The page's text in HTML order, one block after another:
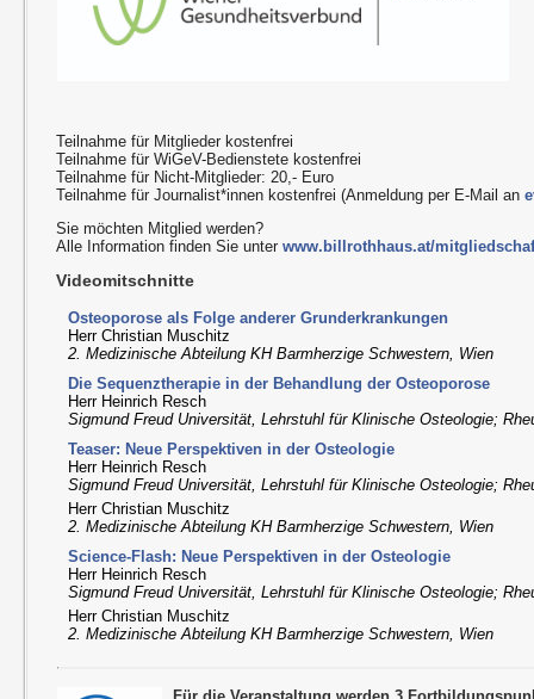
Teilnahme für Mitglieder kostenfrei
Teilnahme für WiGeV-Bedienstete kostenfrei
Teilnahme für Nicht-Mitglieder: 20,- Euro
Teilnahme für Journalist*innen kostenfrei (Anmeldung per E-Mail an
Sie möchten Mitglied werden?
Alle Information finden Sie unterwww.billrothhaus.at/
Videomitschnitte
Osteoporose als Folge anderer Grunderkrankungen
Herr Christian Muschitz
2. Medizinische Abteilung KH Barmherzige Schwestern, Wien
Die Sequenztherapie in der Behandlung der Osteoporose
Herr Heinrich Resch
Sigmund Freud Universität, Lehrstuhl für Klinische Osteologie;
Teaser: Neue Perspektiven in der Osteologie
Herr Heinrich Resch
Sigmund Freud Universität, Lehrstuhl für Klinische Osteologie;
Herr Christian Muschitz
2. Medizinische Abteilung KH Barmherzige Schwestern, Wien
Science-Flash: Neue Perspektiven in der Osteologie
Herr Heinrich Resch
Sigmund Freud Universität, Lehrstuhl für Klinische Osteologie;
Herr Christian Muschitz
2. Medizinische Abteilung KH Barmherzige Schwestern, Wien